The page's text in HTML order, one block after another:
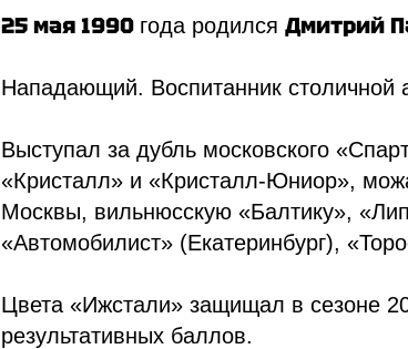
25 мая 1990 года родился Дмитрий
Нападающий. Воспитанник столичной
Выступал за дубль московского
«Кристалл» и «Кристалл-Юниор»,
Москвы, вильнюсскую «Балтику»,
«Автомобилист» (Екатеринбург),
Цвета «Ижстали» защищал в сезоне
результативных баллов.